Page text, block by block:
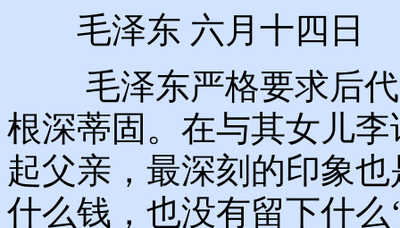
毛泽东 六月十四日
毛泽东严格要求后代
根深蒂固。在与其女儿
起父亲，最深刻的印象
什么钱，也没有留下什么